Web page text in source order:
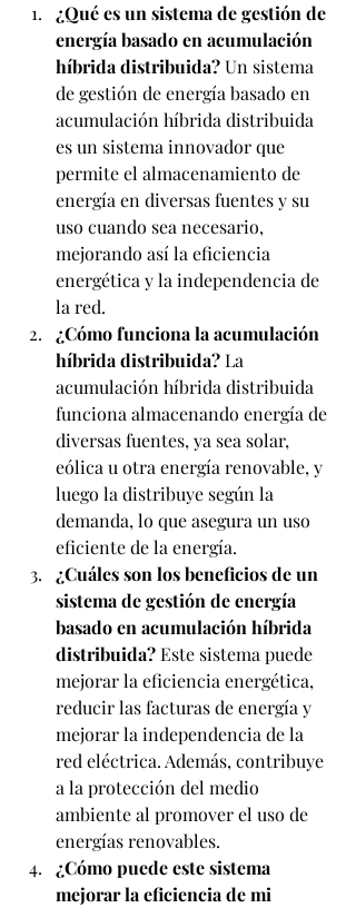
¿Qué es un sistema de gestión de
energía basado en acumulación
híbrida distribuida? Un sistema
de gestión de energía basado en
acumulación híbrida distribuida
es un sistema innovador que
permite el almacenamiento de
energía en diversas fuentes y su
uso cuando sea necesario,
mejorando así la eficiencia
energética y la independencia de
la red.
¿Cómo funciona la acumulación
híbrida distribuida? La
acumulación híbrida distribuida
funciona almacenando energía de
diversas fuentes, ya sea solar,
eólica u otra energía renovable, y
luego la distribuye según la
demanda, lo que asegura un uso
eficiente de la energía.
¿Cuáles son los beneficios de un
sistema de gestión de energía
basado en acumulación híbrida
distribuida? Este sistema puede
mejorar la eficiencia energética,
reducir las facturas de energía y
mejorar la independencia de la
red eléctrica. Además, contribuye
a la protección del medio
ambiente al promover el uso de
energías renovables.
¿Cómo puede este sistema
mejorar la eficiencia de mi